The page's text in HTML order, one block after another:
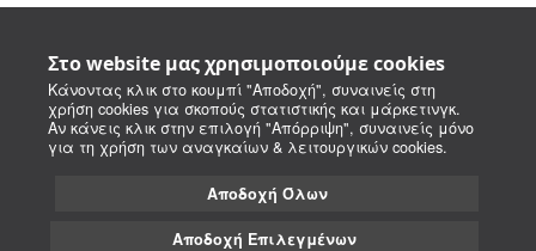
Στο website μας χρησιμοποιούμε cookies
Κάνοντας κλικ στο κουμπί "Αποδοχή", συναινείς στη
χρήση cookies για σκοπούς στατιστικής και μάρκετινγκ.
Αν κάνεις κλικ στην επιλογή "Απόρριψη", συναινείς μόνο
για τη χρήση των αναγκαίων & λειτουργικών cookies.
Αποδοχή Όλων
Αποδοχή Επιλεγμένων